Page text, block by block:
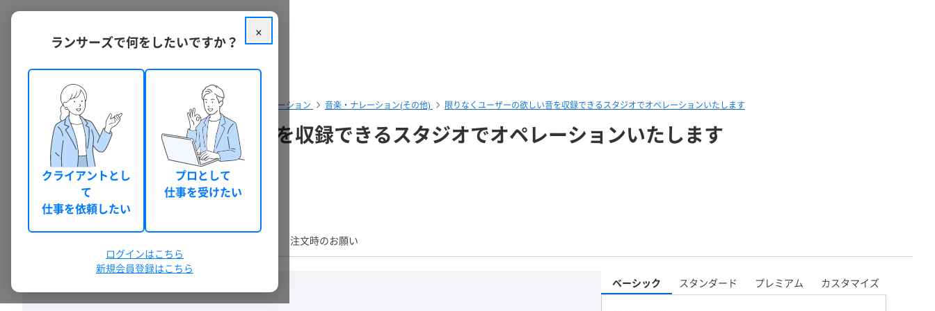
クラウドソーシング ランサーズ パッケージを探す 音楽・ナレーション 音楽・ナレーション(その他) 限りなくユーザーの欲しい音を収録できるスタジオでオペレーションいたします
限りなくユーザーの欲しい音を収録できるスタジオでオペレーションいたします
スタジオでの様々な音声コンテンツの収録に協力します。
(nn_010) 5 件 0
注文時のお願い
ベーシック スタンダード プレミアム カスタマイズ
×
ランサーズで何をしたいですか？
クライアントとし
て
仕事を依頼したい
プロとして
仕事を受けたい
ログインはこちら
新規会員登録はこちら